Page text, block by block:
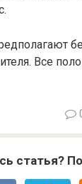
Все
статья?